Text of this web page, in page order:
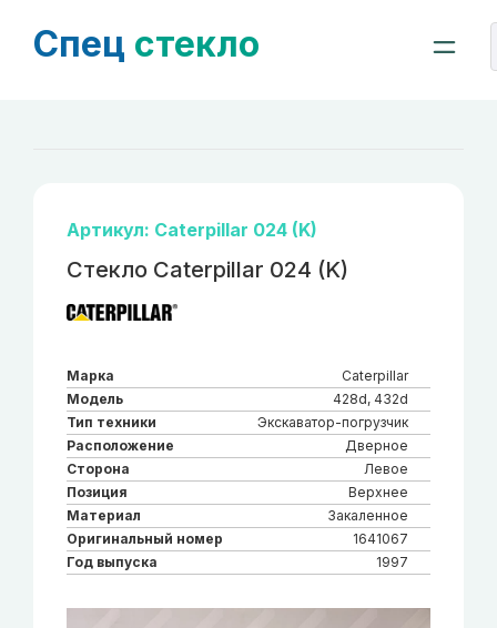
Спец стекло
Артикул: Caterpillar 024 (K)
Стекло Caterpillar 024 (K)
Марка
Caterpillar
Модель
428d, 432d
Тип техники
Экскаватор-погрузчик
Расположение
Дверное
Сторона
Левое
Позиция
Верхнее
Материал
Закаленное
Оригинальный номер
1641067
Год выпуска
1997